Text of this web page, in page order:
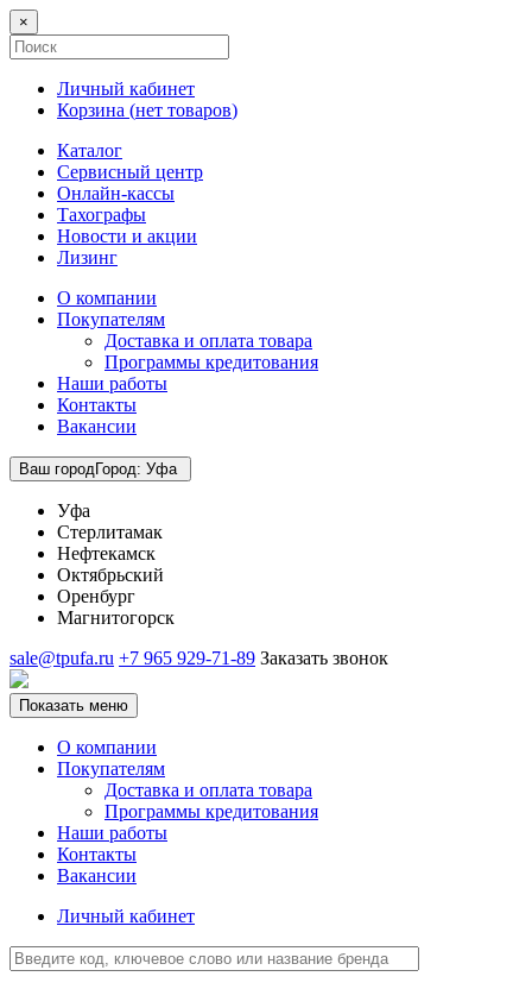
×
Личный кабинет
Корзина (нет товаров)
Каталог
Сервисный центр
Онлайн-кассы
Тахографы
Новости и акции
Лизинг
О компании
Покупателям
Доставка и оплата товара
Программы кредитования
Наши работы
Контакты
Вакансии
Ваш городГород: Уфа
Уфа
Стерлитамак
Нефтекамск
Октябрьский
Оренбург
Магнитогорск
sale@tpufa.ru +7 965 929-71-89 Заказать звонок
Показать меню
О компании
Покупателям
Доставка и оплата товара
Программы кредитования
Наши работы
Контакты
Вакансии
Личный кабинет